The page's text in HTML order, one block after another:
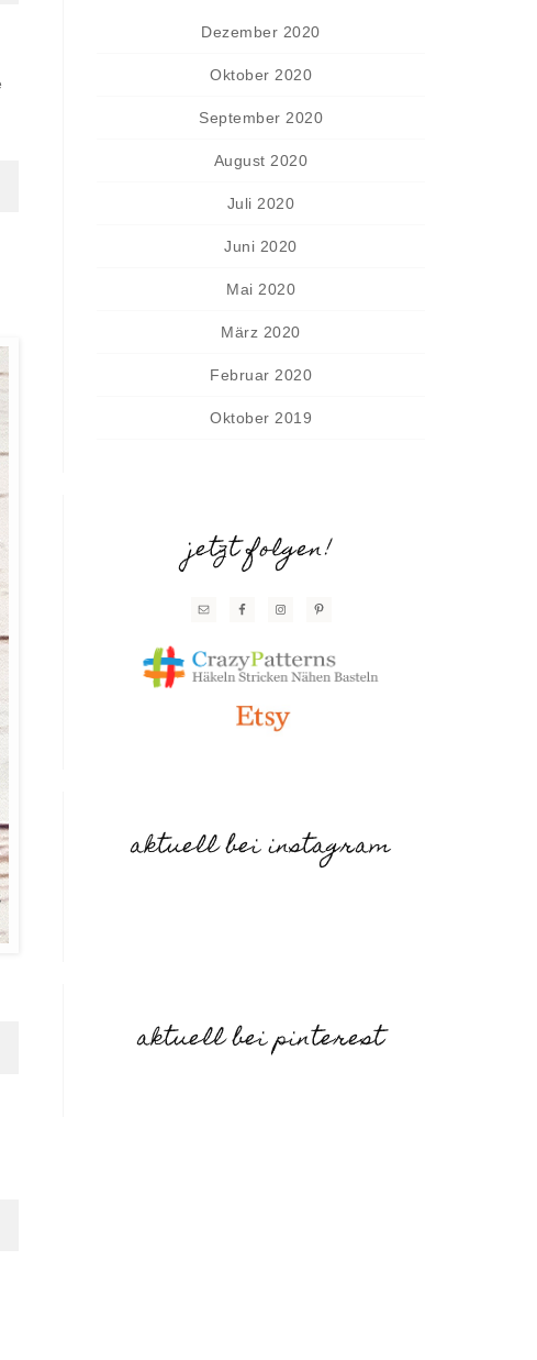
Dezember 2020
Oktober 2020
September 2020
August 2020
Juli 2020
Juni 2020
Mai 2020
März 2020
Februar 2020
Oktober 2019
jetzt folgen!
aktuell bei instagram
aktuell bei pinterest